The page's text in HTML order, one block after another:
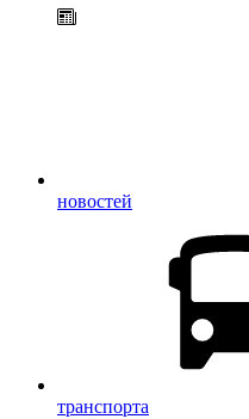
новостей
транспорта